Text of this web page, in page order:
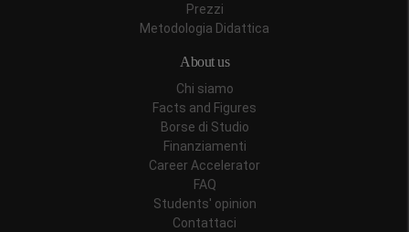
Prezzi
Metodologia Didattica
About us
Chi siamo
Facts and Figures
Borse di Studio
Finanziamenti
Career Accelerator
FAQ
Students' opinion
Contattaci